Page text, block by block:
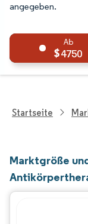
angegeben.
4750
Startseite
Marktgröße